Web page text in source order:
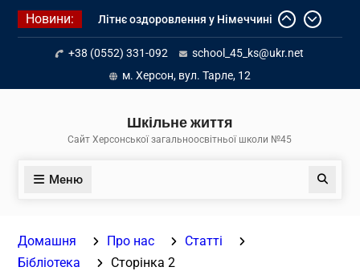
Перейти
Новини:
Літнє оздоровлення у Німеччині
Діалог з бізнесом
Інформація про вступ молоді з
тимчасово окупованих територій
до українських закладів освіти
+38 (0552) 331-092
school_45_ks@ukr.net
м. Херсон, вул. Тарле, 12
Шкільне життя
Сайт Херсонської загальноосвітньої школи №45
Меню Пошук
Домашня Про нас
Статті
Бібліотека
Сторінка 2